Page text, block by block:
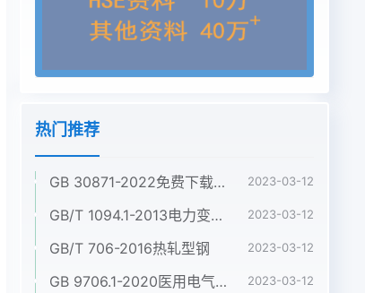
热门推荐
GB 30871-2022免费下载危险化学品企业特殊作业安全规范 2023-03-12
GB/T 1094.1-2013电力变压器 第1部分:总则 2023-03-12
GB/T 706-2016热轧型钢 2023-03-12
GB 9706.1-2020医用电气设备 第1部分:基本安全和基本性能的通用要求 2023-03-12